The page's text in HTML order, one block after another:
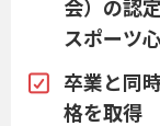
会）の認
スポーツ
卒業と同
格を取得